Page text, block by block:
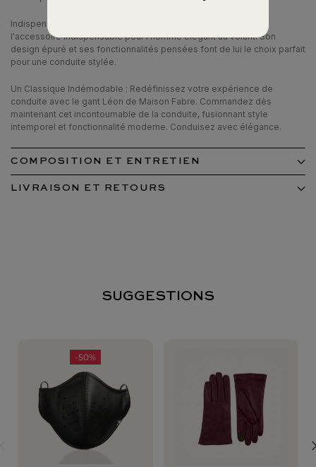
Indispensable pour le Conducteur Élégant : Le gant Léon est
l'accessoire indispensable pour l'homme élégant au volant. Son
design épuré et ses fonctionnalités pensées font de lui le choix parfait
pour une conduite stylée.
Un Classique Indémodable : Redéfinissez votre expérience de
conduite avec le gant Léon de Maison Fabre. Commandez dès
maintenant cet incontournable de la conduite, fusionnant style
intemporel et fonctionnalité moderne. Conduisez avec élégance.
COMPOSITION ET ENTRETIEN
LIVRAISON ET RETOURS
SUGGESTIONS
-50%